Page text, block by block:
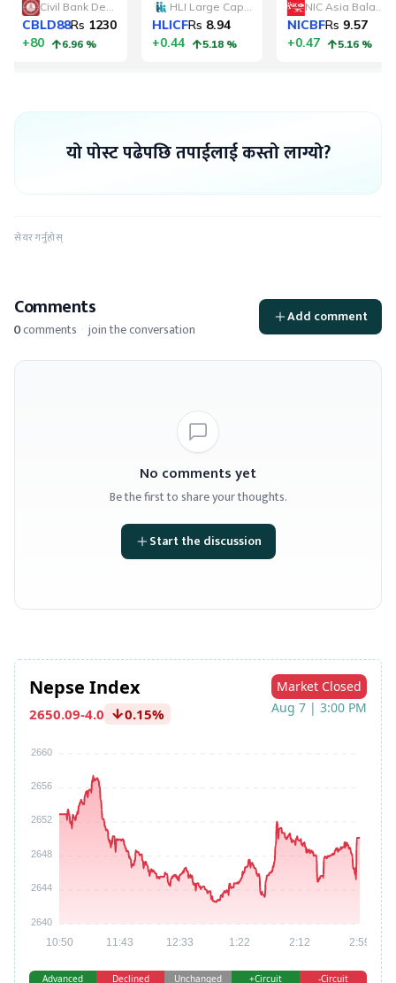
यो पोस्ट पढेपछि तपाईलाई कस्तो लाग्यो?
सेयर गर्नुहोस्
Comments
0comments · join the conversation
Add comment
No comments yet
Be the first to share your thoughts.
Start the discussion